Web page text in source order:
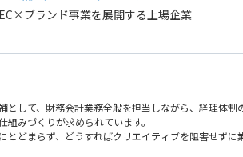
前向きに捉え、柔軟に学び続けられる方
ブランド事業を展開する上場企業
として、財務会計業務全般を担当しながら、経理体
組みづくりが求められています。
とどまらず、どうすればクリエイティブを阻害せず